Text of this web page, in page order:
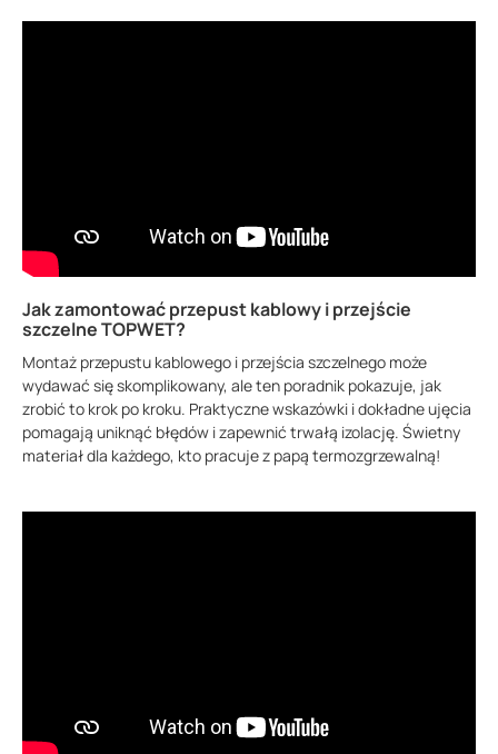
Jak zamontować przepust kablowy i przejście
szczelne TOPWET?
Montaż przepustu kablowego i przejścia szczelnego może
wydawać się skomplikowany, ale ten poradnik pokazuje, jak
zrobić to krok po kroku. Praktyczne wskazówki i dokładne ujęcia
pomagają uniknąć błędów i zapewnić trwałą izolację. Świetny
materiał dla każdego, kto pracuje z papą termozgrzewalną!